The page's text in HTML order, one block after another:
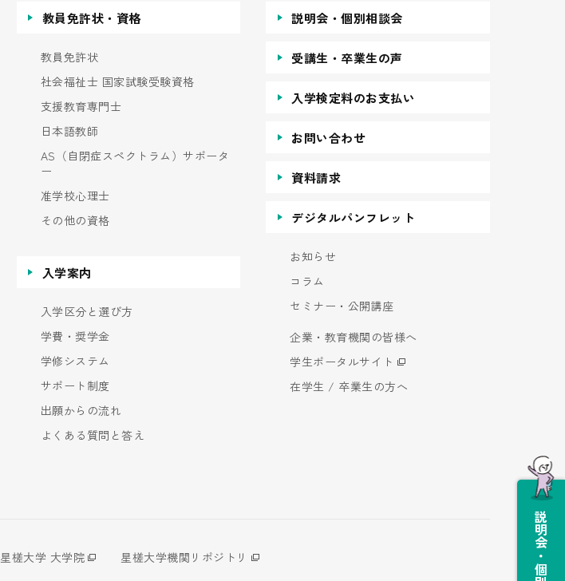
教員免許状・資格
教員免許状
社会福祉士 国家試験受験資格
支援教育専門士
日本語教師
AS（自閉症スペクトラム）サポータ
ー
准学校心理士
その他の資格
入学案内
入学区分と選び方
学費・奨学金
学修システム
サポート制度
出願からの流れ
よくある質問と答え
説明会・個別相談会
受講生・卒業生の声
入学検定料のお支払い
お問い合わせ
資料請求
デジタルパンフレット
お知らせ
コラム
セミナー・公開講座
企業・教育機関の皆様へ
学生ポータルサイト
在学生 / 卒業生の方へ
星槎大学 大学院
星槎大学機関リポジトリ